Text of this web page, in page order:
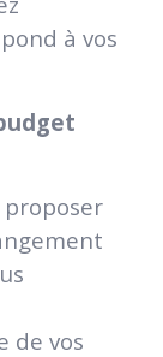
à vos
proposer
de vos